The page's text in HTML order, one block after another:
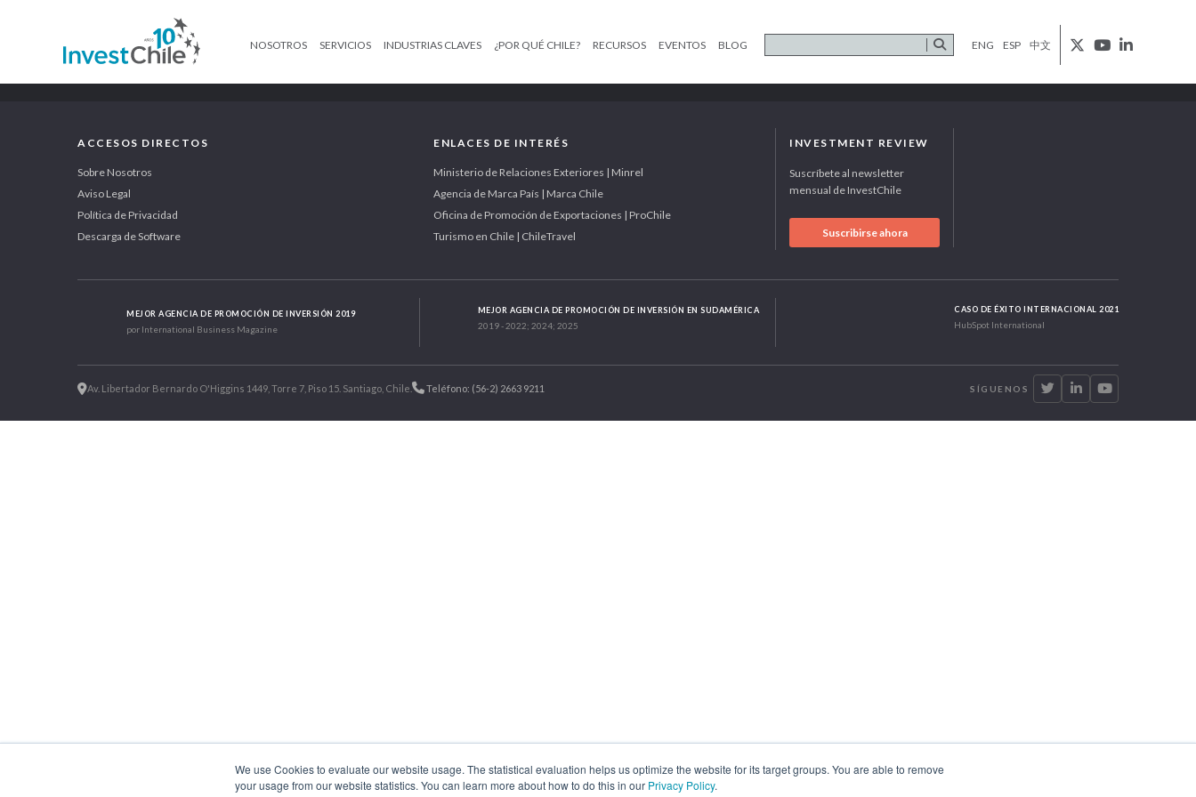
We use Cookies to evaluate our website usage. The statistical evaluation helps us optimize the website for its target groups. You are able to remove
your usage from our website statistics. You can learn more about how to do this in our Privacy Policy.
NOSOTROS SERVICIOS INDUSTRIAS CLAVES ¿POR QUÉ CHILE? RECURSOS EVENTOS BLOG ENG ESP 中文
ACCESOS DIRECTOS
Sobre Nosotros
Aviso Legal
Política de Privacidad
Descarga de Software
ENLACES DE INTERÉS
Ministerio de Relaciones Exteriores | Minrel
Agencia de Marca País | Marca Chile
Oficina de Promoción de Exportaciones | ProChile
Turismo en Chile | ChileTravel
INVESTMENT REVIEW
Suscríbete al newsletter
mensual de InvestChile
Suscribirse ahora
MEJOR AGENCIA DE PROMOCIÓN DE INVERSIÓN 2019
por International Business Magazine
MEJOR AGENCIA DE PROMOCIÓN DE INVERSIÓN EN SUDAMÉRICA
2019 - 2022; 2024; 2025
CASO DE ÉXITO INTERNACIONAL 2021
HubSpot International
Av. Libertador Bernardo O'Higgins 1449, Torre 7, Piso 15. Santiago, Chile. Teléfono: (56-2) 2663 9211 SÍGUENOS